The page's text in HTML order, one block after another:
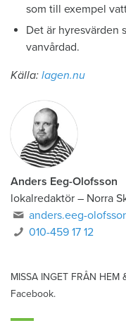
som till exempel
Det är hyresvärden
vanvårdad.
Källa: lagen.nu
Anders Eeg-Olofsson
lokalredaktör – Norra
anders.eeg-
010-459 17 12
MISSA INGET FRÅN HEM
Facebook.